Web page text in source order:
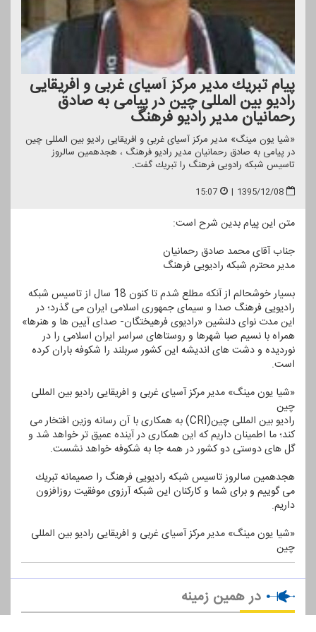
پیام تبریك مدیر مركز آسیای غربی و افریقایی
رادیو بین المللی چین در پیامی به صادق
رحمانیان مدیر رادیو فرهنگ
«شیا یون مینگ» مدیر مركز آسیای غربی و افریقایی رادیو بین المللی چین
در پیامی به صادق رحمانیان مدیر رادیو فرهنگ ، هجدهمین سالروز
تاسیس شبكه رادویی فرهنگ را تبریك گفت.
1395/12/08
|
15:07
متن این پیام بدین شرح است:
جناب آقای محمد صادق رحمانیان
مدیر محترم شبكه رادیویی فرهنگ
بسیار خوشحالم از آنكه مطلع شدم تا كنون 18 سال از تاسیس شبكه
رادیویی فرهنگ صدا و سیمای جمهوری اسلامی ایران می گذرد؛ در
این مدت نوای دلنشین «رادیوی فرهیختگان- صدای آیین ها و هنرها»
همراه با نسیم صبا شهرها و روستاهای سراسر ایران اسلامی را در
نوردیده و دشت های اندیشه این كشور سربلند را شكوفه باران كرده
است.
«شیا یون مینگ» مدیر مركز آسیای غربی و افریقایی رادیو بین المللی
چین
رادیو بین المللی چین(CRI) به همكاری با آن رسانه وزین افتخار می
كند؛ ما اطمینان داریم كه این همكاری در آینده عمیق تر خواهد شد و
گل های دوستی دو كشور در همه جا به شكوفه خواهد نشست.
هجدهمین سالروز تاسیس شبكه رادیویی فرهنگ را صمیمانه تبریك
می گوییم و برای شما و كاركنان این شبكه آرزوی موفقیت روزافزون
داریم.
«شیا یون مینگ» مدیر مركز آسیای غربی و افریقایی رادیو بین المللی
چین
در همین زمینه